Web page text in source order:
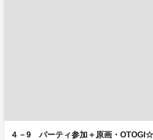
４－9 パーティ参加＋原画・